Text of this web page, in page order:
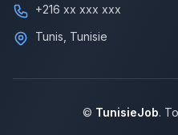
+216 xx xxx xxx
Tunis, Tunisie
© TunisieJob.